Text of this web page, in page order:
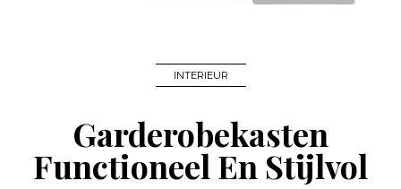
INTERIEUR
Garderobekasten
Functioneel En Stijlvol